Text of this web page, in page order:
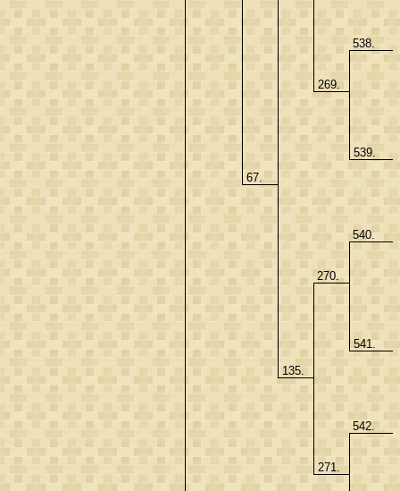
67.
269.
538.
539.
135.
270.
540.
541.
271.
542.